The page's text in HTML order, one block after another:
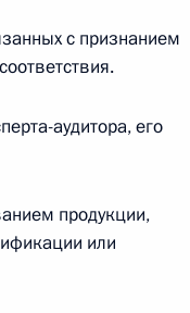
с признанием
аудитора, его
продукции,
или